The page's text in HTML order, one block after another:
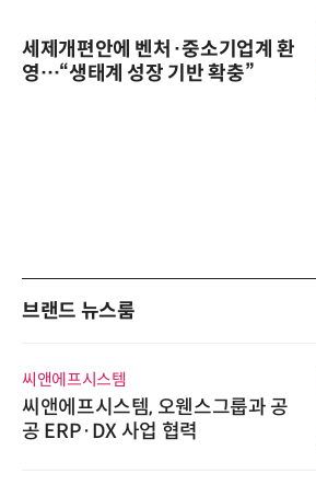
세제개편안에 벤처·중소기업계 환
영…“생태계 성장 기반 확충”
브랜드 뉴스룸
씨앤에프시스템
씨앤에프시스템, 오웬스그룹과 공
공 ERP·DX 사업 협력